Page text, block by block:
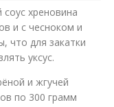
хреновина
и с чесноком и
что для закатки
уксус.
и жгучей
по 300 грамм